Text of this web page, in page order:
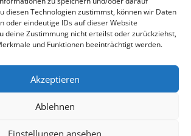
diesen Technologien zustimmst, können wir Daten
oder eindeutige IDs auf dieser Website
deine Zustimmung nicht erteilst oder zurückziehst,
und Funktionen beeinträchtigt werden.
Akzeptieren
Ablehnen
Einstellungen ansehen
Diese Website verwendet Cookies. Wenn du
nutzt, stimmst du der Verwendung von Cookies
beispielsweise zur Kontrolle von Cookies,